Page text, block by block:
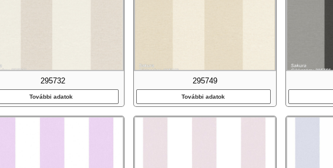
295732
További adatok
295749
További adatok